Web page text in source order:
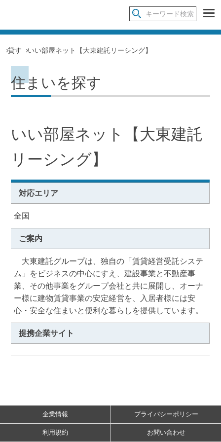
貸す いい部屋ネット【大東建託リーシング】
住まいを探す
いい部屋ネット【大東建託
リーシング】
対応エリア
全国
ご案内
大東建託グループは、独自の「賃貸経営受託システ
ム」をビジネスの中心にすえ、建設事業と不動産事
業、その他事業をグループ会社と共に展開し、オーナ
ー様に建物賃貸事業の安定経営を、入居者様には安
心・安全な住まいと便利な暮らしを提供しています。
提携企業サイト
企業情報 プライバシーポリシー
利用規約 お問い合わせ